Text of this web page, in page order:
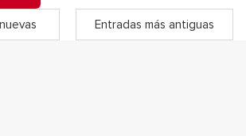
Entradas más antiguas